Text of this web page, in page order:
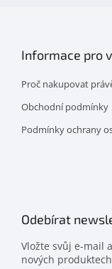
Informace pro
Proč nakupovat
Obchodní podmínky
Podmínky ochrany
Odebírat
Vložte svůj e-mail
nových